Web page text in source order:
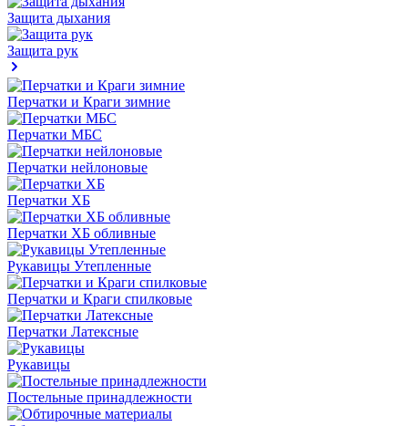
Защита дыхания
Защита рук
Перчатки и Краги зимние
Перчатки МБС
Перчатки нейлоновые
Перчатки ХБ
Перчатки ХБ обливные
Рукавицы Утепленные
Перчатки и Краги спилковые
Перчатки Латексные
Рукавицы
Постельные принадлежности